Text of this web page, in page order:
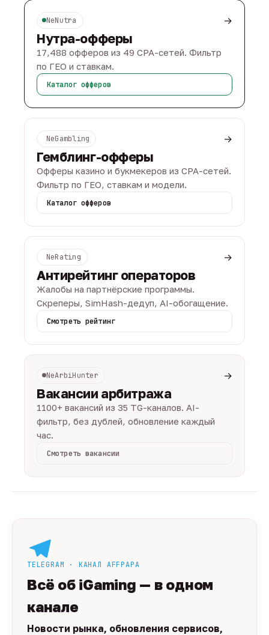
NeNutra →
Нутра-офферы
17,488 офферов из 49 CPA-сетей. Фильтр
по ГЕО и ставкам.
Каталог офферов
NeGambling →
Гемблинг-офферы
Офферы казино и букмекеров из CPA-сетей.
Фильтр по ГЕО, ставкам и модели.
Каталог офферов
NeRating →
Антирейтинг операторов
Жалобы на партнёрские программы.
Скреперы, SimHash-дедуп, AI-обогащение.
Смотреть рейтинг
NeArbiHunter →
Вакансии арбитража
1100+ вакансий из 35 TG-каналов. AI-
фильтр, без дублей, обновление каждый
час.
Смотреть вакансии
TELEGRAM · КАНАЛ AFFPAPA
Всё об iGaming — в одном
канале
Новости рынка, обновления сервисов,